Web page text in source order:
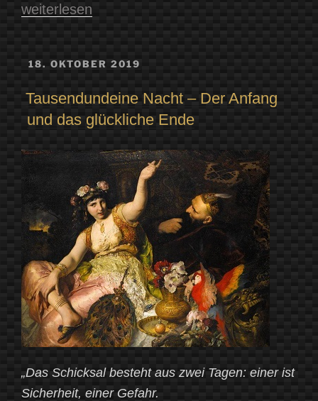
„Magische
realen
Zauber
einer
Ausstellung“
weiterlesen
VERÖFFENTLICHT
18. OKTOBER 2019
Tausendundeine Nacht – Der Anfang
und das glückliche Ende
„Das Schicksal besteht aus zwei Tagen: einer ist
Sicherheit, einer Gefahr.